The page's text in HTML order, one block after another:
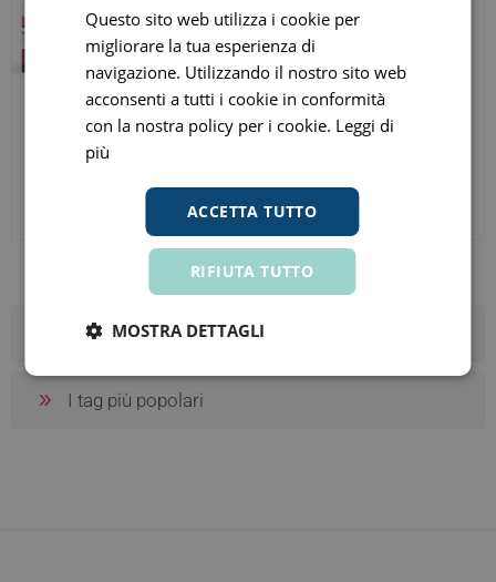
Sandoz Respecta 10
Compresse
€ 17,82
€ 18,00 Prezzo consigliato:
Categorie
I tag più popolari
Questo sito web utilizza i cookie per
migliorare la tua esperienza di
navigazione. Utilizzando il nostro sito web
acconsenti a tutti i cookie in conformità
con la nostra policy per i cookie. Leggi di
più
ACCETTA TUTTO
RIFIUTA TUTTO
MOSTRA DETTAGLI